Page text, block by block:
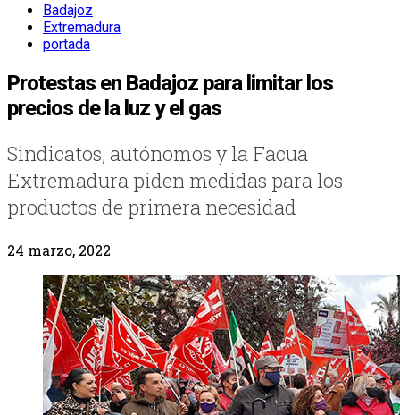
Badajoz
Extremadura
portada
Protestas en Badajoz para limitar los
precios de la luz y el gas
Sindicatos, autónomos y la Facua
Extremadura piden medidas para los
productos de primera necesidad
24 marzo, 2022